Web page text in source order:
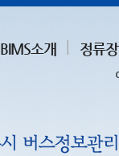
BIMS소개 정류